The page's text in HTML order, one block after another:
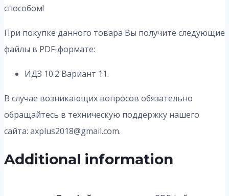
способом!
При покупке данного товара Вы получите следующие
файлы в PDF-формате:
ИДЗ 10.2 Вариант 11.
В случае возникающих вопросов обязательно
обращайтесь в техническую поддержку нашего
сайта: axplus2018@gmail.com.
Additional information